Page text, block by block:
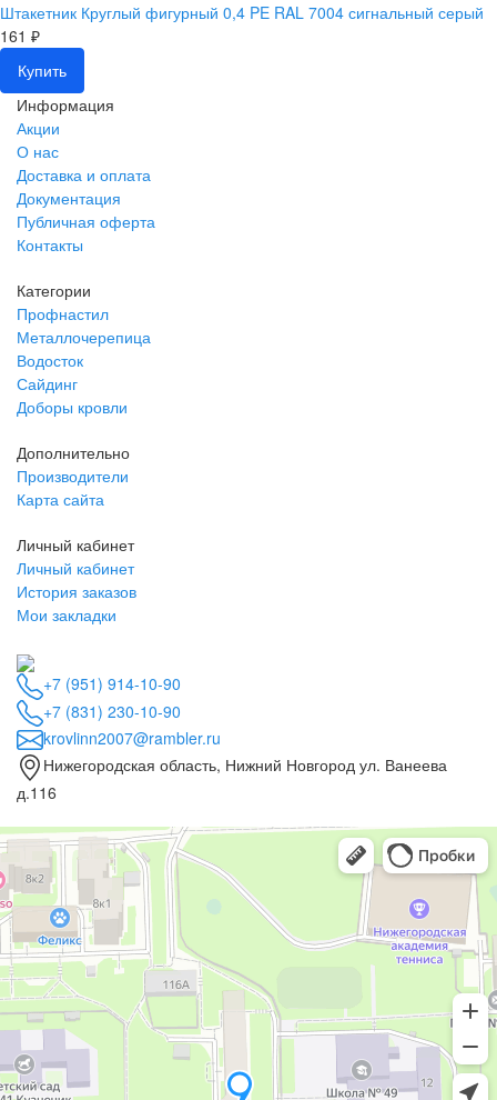
Штакетник Круглый фигурный 0,4 PE RAL 7004 сигнальный серый
161 ₽
Купить
Информация
Акции
О нас
Доставка и оплата
Документация
Публичная оферта
Контакты
Категории
Профнастил
Металлочерепица
Водосток
Сайдинг
Доборы кровли
Дополнительно
Производители
Карта сайта
Личный кабинет
Личный кабинет
История заказов
Мои закладки
+7 (951) 914-10-90
+7 (831) 230-10-90
krovlinn2007@rambler.ru
Нижегородская область, Нижний Новгород ул. Ванеева
д.116